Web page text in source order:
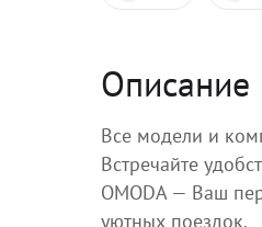
Описание
Все модели и
Встречайте
OMODA — Вaш
уютных поездок.